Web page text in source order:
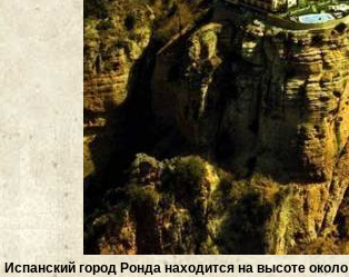
Испанский город Ронда находится на высоте